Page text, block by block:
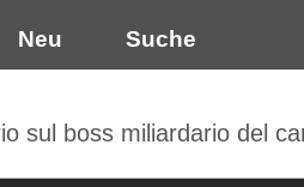
Neu Suche
sul boss miliardario del